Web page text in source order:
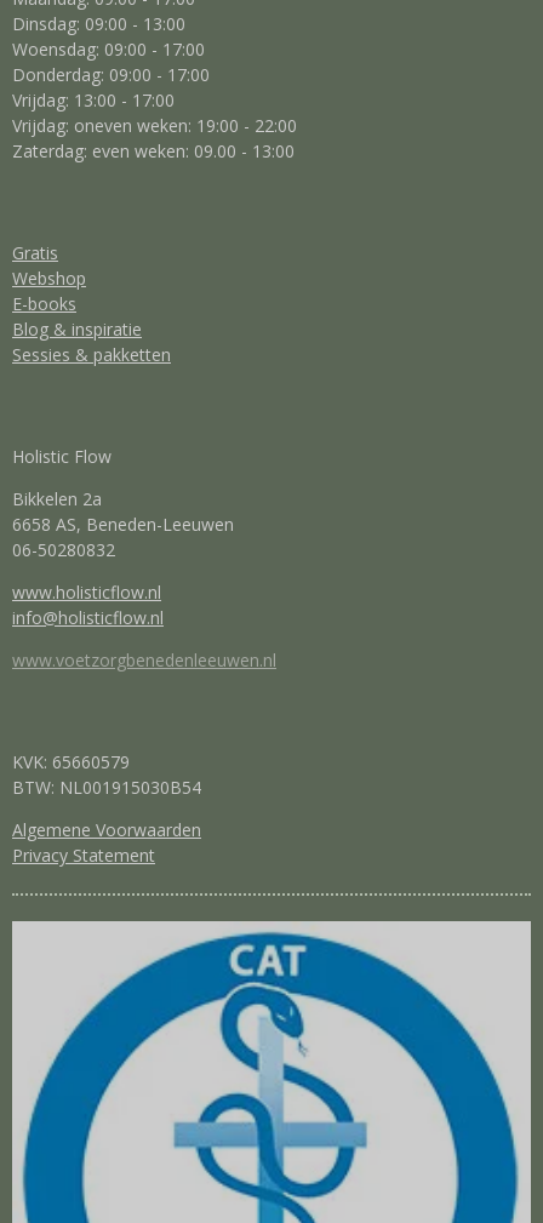
Dinsdag: 09:00 - 13:00
Woensdag: 09:00 - 17:00
Donderdag: 09:00 - 17:00
Vrijdag: 13:00 - 17:00
Vrijdag: oneven weken: 19:00 - 22:00
Zaterdag: even weken: 09.00 - 13:00
Gratis
Webshop
E-books
Blog & inspiratie
Sessies & pakketten
Holistic Flow
Bikkelen 2a
6658 AS, Beneden-Leeuwen
06-50280832
www.holisticflow.nl
info@holisticflow.nl
www.voetzorgbenedenleeuwen.nl
KVK: 65660579
BTW: NL001915030B54
Algemene Voorwaarden
Privacy Statement